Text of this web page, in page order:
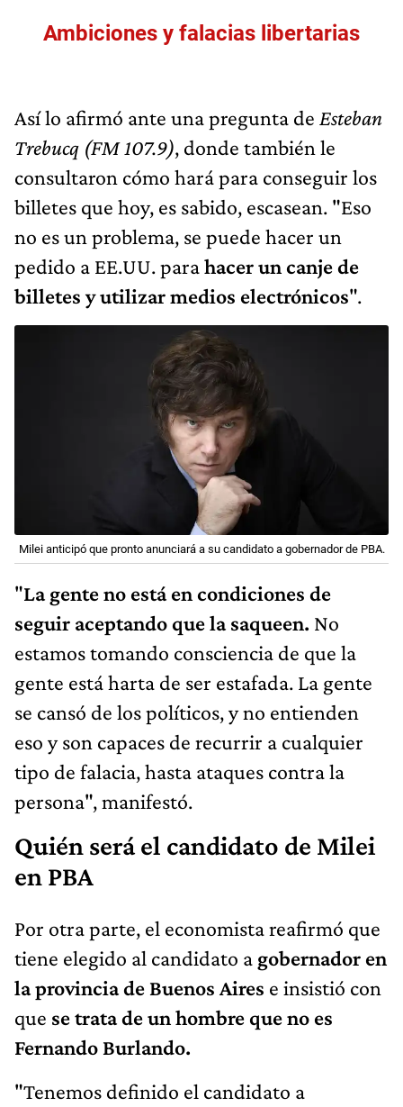
Ambiciones y falacias libertarias
Así lo afirmó ante una pregunta de Esteban
Trebucq (FM 107.9), donde también le
consultaron cómo hará para conseguir los
billetes que hoy, es sabido, escasean. "Eso
no es un problema, se puede hacer un
pedido a EE.UU. parahacer un canje de
billetes y utilizar medios electrónicos".
Milei anticipó que pronto anunciará a su candidato a gobernador de PBA.
"La gente no está en condiciones de
seguir aceptando que la saqueen. No
estamos tomando consciencia de que la
gente está harta de ser estafada. La gente
se cansó de los políticos, y no entienden
eso y son capaces de recurrir a cualquier
tipo de falacia, hasta ataques contra la
persona", manifestó.
Quién será el candidato de Milei
en PBA
Por otra parte, el economista reafirmó que
tiene elegido al candidato a gobernador en
la provincia de Buenos Aires e insistió con
que se trata de un hombre que no es
Fernando Burlando.
"Tenemos definido el candidato a